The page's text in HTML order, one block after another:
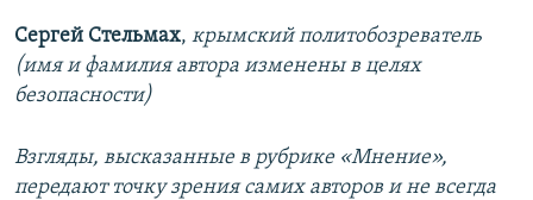
Сергей Стельмах, крымский политобозреватель
(имя и фамилия автора изменены в целях
безопасности)
Взгляды, высказанные в рубрике «Мнение»,
передают точку зрения самих авторов и не всегда